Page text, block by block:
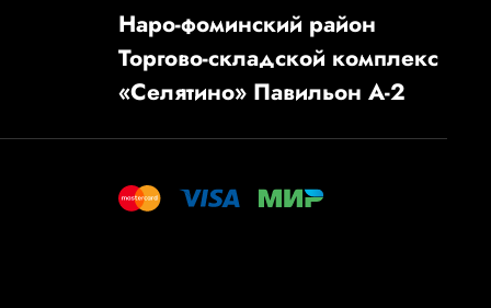
Наро-фоминский район
Торгово-складской комплекс
«Селятино» Павильон А-2